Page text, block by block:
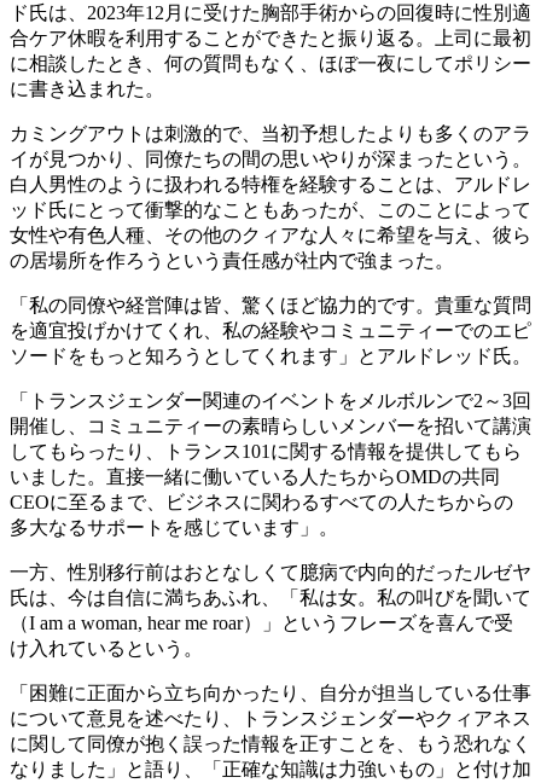
ド氏は、2023年12月に受けた胸部手術からの回復時に性別適
合ケア休暇を利用することができたと振り返る。上司に最初
に相談したとき、何の質問もなく、ほぼ一夜にしてポリシー
に書き込まれた。
カミングアウトは刺激的で、当初予想したよりも多くのアラ
イが見つかり、同僚たちの間の思いやりが深まったという。
白人男性のように扱われる特権を経験することは、アルドレ
ッド氏にとって衝撃的なこともあったが、このことによって
女性や有色人種、その他のクィアな人々に希望を与え、彼ら
の居場所を作ろうという責任感が社内で強まった。
「私の同僚や経営陣は皆、驚くほど協力的です。貴重な質問
を適宜投げかけてくれ、私の経験やコミュニティーでのエピ
ソードをもっと知ろうとしてくれます」とアルドレッド氏。
「トランスジェンダー関連のイベントをメルボルンで2～3回
開催し、コミュニティーの素晴らしいメンバーを招いて講演
してもらったり、トランス101に関する情報を提供してもら
いました。直接一緒に働いている人たちからOMDの共同
CEOに至るまで、ビジネスに関わるすべての人たちからの
多大なるサポートを感じています」。
一方、性別移行前はおとなしくて臆病で内向的だったルゼヤ
氏は、今は自信に満ちあふれ、「私は女。私の叫びを聞いて
（I am a woman, hear me roar）」というフレーズを喜んで受
け入れているという。
「困難に正面から立ち向かったり、自分が担当している仕事
について意見を述べたり、トランスジェンダーやクィアネス
に関して同僚が抱く誤った情報を正すことを、もう恐れなく
なりました」と語り、「正確な知識は力強いもの」と付け加